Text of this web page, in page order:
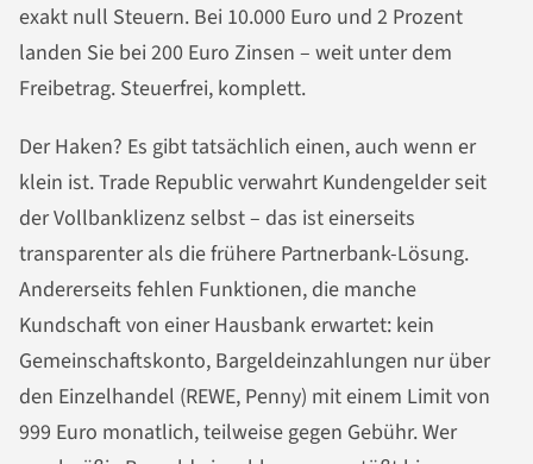
exakt null Steuern. Bei 10.000 Euro und 2 Prozent
landen Sie bei 200 Euro Zinsen – weit unter dem
Freibetrag. Steuerfrei, komplett.
Der Haken? Es gibt tatsächlich einen, auch wenn er
klein ist. Trade Republic verwahrt Kundengelder seit
der Vollbanklizenz selbst – das ist einerseits
transparenter als die frühere Partnerbank-Lösung.
Andererseits fehlen Funktionen, die manche
Kundschaft von einer Hausbank erwartet: kein
Gemeinschaftskonto, Bargeldeinzahlungen nur über
den Einzelhandel (REWE, Penny) mit einem Limit von
999 Euro monatlich, teilweise gegen Gebühr. Wer